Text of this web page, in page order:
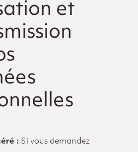
et
: Si vous demandez